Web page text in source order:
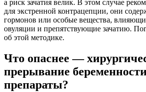
а риск зачатия велик. В этом случае
для экстренной контрацепции, они
гормонов или особые вещества,
овуляции и препятствующие зачатию.
об этой методике.
Что опаснее —
прерывание
препараты?